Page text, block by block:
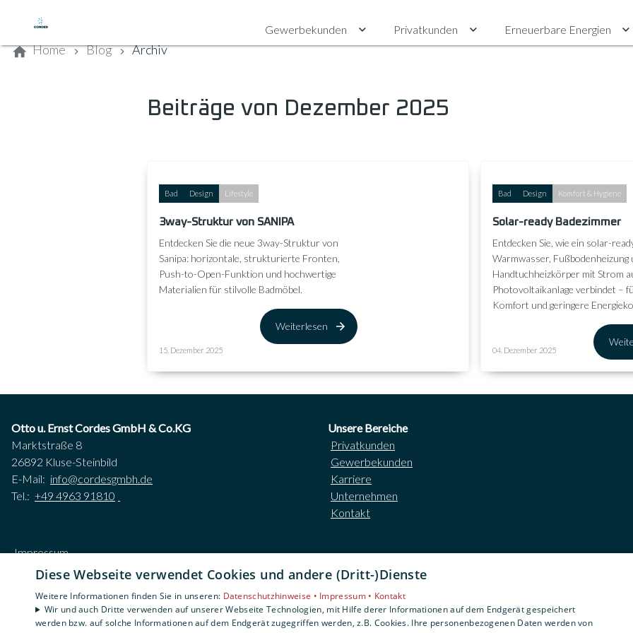
Gewerbekunden
Untermenü für Gewerbekunden umschalten
Privatkunden Untermenü für Privatkunden
Erneuerbare Energien
Home Blog Archiv
Beiträge von Dezember 2025
Bad Design Lifestyle
3way-Struktur von SANIPA
Entdecken Sie die neue 3way-Struktur von
Sanipa: horizontale, strukturierte Fronten,
Push-to-Open-Funktion und hochwertige
Materialien für stilvolle Badmöbel.
15. Dezember 2025
Weiterlesen
Bad Design Komfort & Hygiene
Solar-ready Badezimmer
Entdecken Sie, wie ein solar-
Warmwasser, Fußbodenheizung
Handtuchheizkörper mit Strom
Photovoltaikanlage verbindet –
Komfort und geringere
04. Dezember 2025
Otto u. Ernst Cordes GmbH & Co.KG
Marktstraße 8
26892 Kluse-Steinbild
E-Mail: info@cordesgmbh.de
Tel.: +49 4963 91810
Unsere Bereiche
Privatkunden
Gewerbekunden
Karriere
Unternehmen
Kontakt
Impressum
Datenschutzerklärung
Barrierefreiheitserklärung
Diese Webseite verwendet Cookies und andere (Dritt-)Dienste
Weitere Informationen finden Sie in unseren: Datenschutzhinweise • Impressum • Kontakt
Wir und auch Dritte verwenden auf unserer Webseite Technologien, mit Hilfe derer Informationen auf dem Endgerät gespeichert
werden bzw. auf solche Informationen auf dem Endgerät zugegriffen werden, z.B. Cookies. Ihre personenbezogenen Daten werden von